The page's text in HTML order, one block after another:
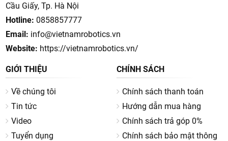
Cầu Giấy, Tp. Hà Nội
Hotline: 0858857777
Email: info@vietnamrobotics.vn
Website: https://vietnamrobotics.vn/
GIỚI THIỆU
Về chúng tôi
Tin tức
Video
Tuyển dụng
CHÍNH SÁCH
Chính sách thanh toán
Hướng dẫn mua hàng
Chính sách trả góp 0%
Chính sách bảo mật thông